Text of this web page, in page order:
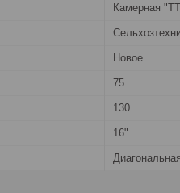
Камерная
Новое
75
130
16"
Диагональная